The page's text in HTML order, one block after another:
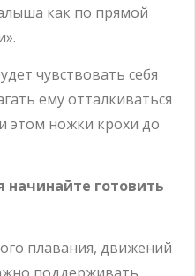
как по прямой
чувствовать себя
ему отталкиваться
этом ножки крохи до
начинайте готовить
плавания, движений